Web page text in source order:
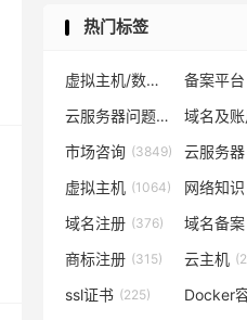
热门标签
虚拟主机/数据库问题 备案平台
云服务器问题(38267)
市场咨询 (3849) 云服务器
虚拟主机 (1064) 网络知识
域名注册 (376) 域名备案
商标注册 (315) 云主机
ssl证书 (225) Docker